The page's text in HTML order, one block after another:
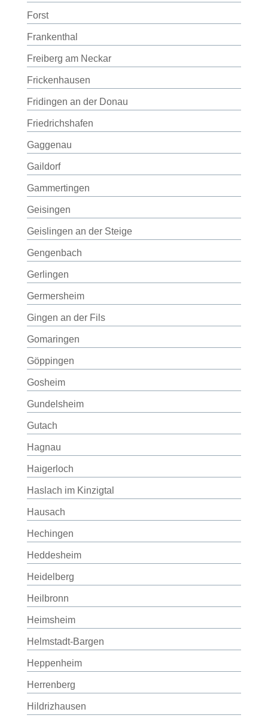
Forst
Frankenthal
Freiberg am Neckar
Frickenhausen
Fridingen an der Donau
Friedrichshafen
Gaggenau
Gaildorf
Gammertingen
Geisingen
Geislingen an der Steige
Gengenbach
Gerlingen
Germersheim
Gingen an der Fils
Gomaringen
Göppingen
Gosheim
Gundelsheim
Gutach
Hagnau
Haigerloch
Haslach im Kinzigtal
Hausach
Hechingen
Heddesheim
Heidelberg
Heilbronn
Heimsheim
Helmstadt-Bargen
Heppenheim
Herrenberg
Hildrizhausen